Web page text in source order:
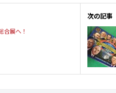
合展へ！
次の記事